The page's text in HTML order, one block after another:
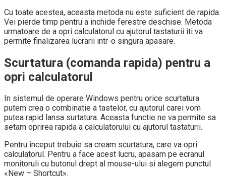
Cu toate acestea, aceasta metoda nu este suficient de rapida.
Vei pierde timp pentru a inchide ferestre deschise. Metoda
urmatoare de a opri calculatorul cu ajutorul tastaturii iti va
permite finalizarea lucrarii intr-o singura apasare.
Scurtatura (comanda rapida) pentru a
opri calculatorul
In sistemul de operare Windows pentru orice scurtatura
putem crea o combinatie a tastelor, cu ajutorul carei vom
putea rapid lansa surtatura. Aceasta functie ne va permite sa
setam oprirea rapida a calculatorului cu ajutorul tastaturii.
Pentru inceput trebuie sa cream scurtatura, care va opri
calculatorul. Pentru a face acest lucru, apasam pe ecranul
monitoruli cu butonul drept al mouse-ului si alegem punctul
«New – Shortcut».